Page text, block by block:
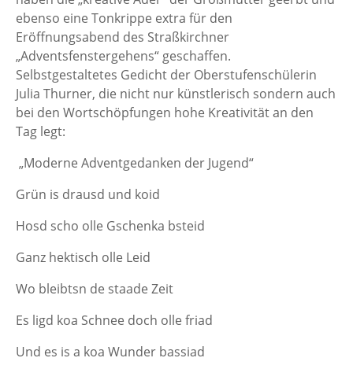
ebenso eine Tonkrippe extra für den
Eröffnungsabend des Straßkirchner
„Adventsfenstergehens“ geschaffen.
Selbstgestaltetes Gedicht der Oberstufenschülerin
Julia Thurner, die nicht nur künstlerisch sondern auch
bei den Wortschöpfungen hohe Kreativität an den
Tag legt:
„Moderne Adventgedanken der Jugend“
Grün is drausd und koid
Hosd scho olle Gschenka bsteid
Ganz hektisch olle Leid
Wo bleibtsn de staade Zeit
Es ligd koa Schnee doch olle friad
Und es is a koa Wunder bassiad